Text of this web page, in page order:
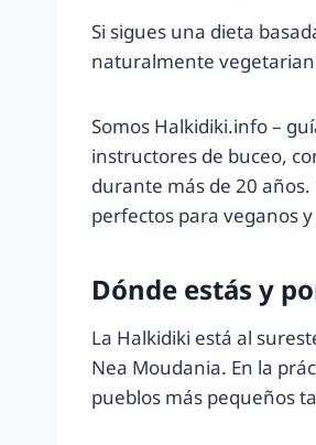
Si sigues una dieta
naturalmente
Somos Halkidiki.info –
instructores de buceo,
durante más de 20
perfectos para veganos
Dónde estás y
La Halkidiki está al
Nea Moudania. En la
pueblos más pequeños